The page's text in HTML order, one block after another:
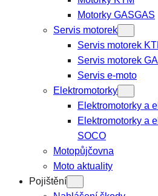
Motorky GASGAS
Servis motorek
Servis motorek
Servis motorek
Servis e-moto
Elektromotorky
Elektromotorky a
Elektromotorky a
SOCO
Motopůjčovna
Moto aktuality
Pojištění